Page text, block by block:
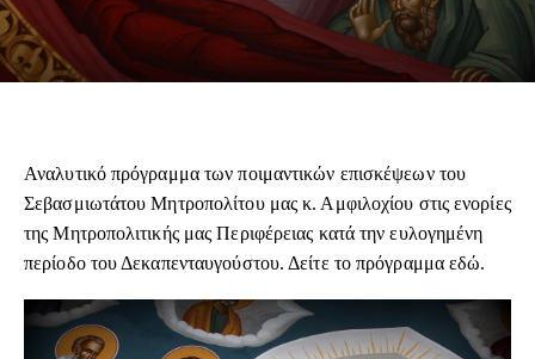
Αναλυτικό πρόγραμμα των ποιμαντικών επισκέψεων του
Σεβασμιωτάτου Μητροπολίτου μας κ. Αμφιλοχίου στις ενορίες
της Μητροπολιτικής μας Περιφέρειας κατά την ευλογημένη
περίοδο του Δεκαπενταυγούστου. Δείτε το πρόγραμμαεδώ.